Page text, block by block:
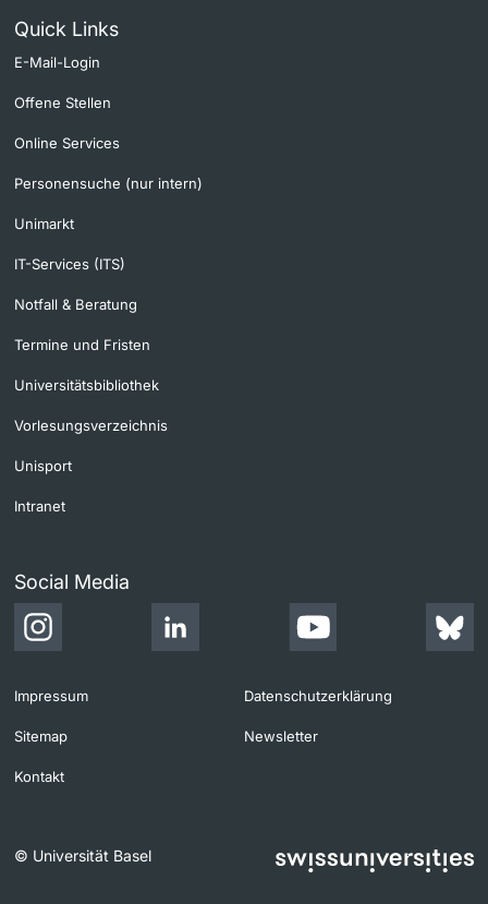
Quick Links
E-Mail-Login
Offene Stellen
Online Services
Personensuche (nur intern)
Unimarkt
IT-Services (ITS)
Notfall & Beratung
Termine und Fristen
Universitätsbibliothek
Vorlesungsverzeichnis
Unisport
Intranet
Social Media
Impressum Datenschutzerklärung
Sitemap Newsletter
Kontakt
© Universität Basel